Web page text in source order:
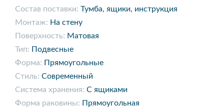
Состав поставки: Тумба, ящики, инструкция
Монтаж: На стену
Поверхность: Матовая
Тип: Подвесные
Форма: Прямоугольные
Стиль: Современный
Система хранения: С ящиками
Форма раковины: Прямоугольная